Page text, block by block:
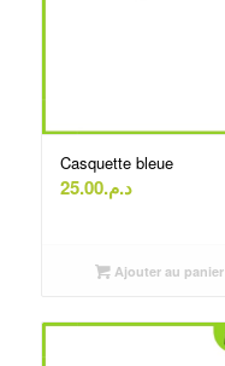
Casquette bleue
د.م.25.00
Ajouter au panier